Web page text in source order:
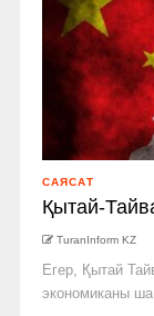
САЯСАТ
Қытай-
TuranInform KZ
Егер, Қытай
экономиканы